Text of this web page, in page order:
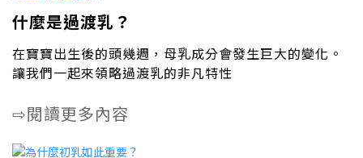
什麼是過渡乳？
在寶寶出生後的頭幾週，母乳成分會發生巨大的變化。
讓我們一起來領略過渡乳的非凡特性
⇨閱讀更多內容